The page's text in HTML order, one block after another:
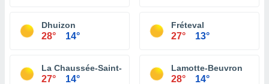
Dhuizon
28° 14°
Fréteval
27° 13°
La Chaussée-Saint-Victor
27° 14°
Lamotte-Beuvron
28° 14°